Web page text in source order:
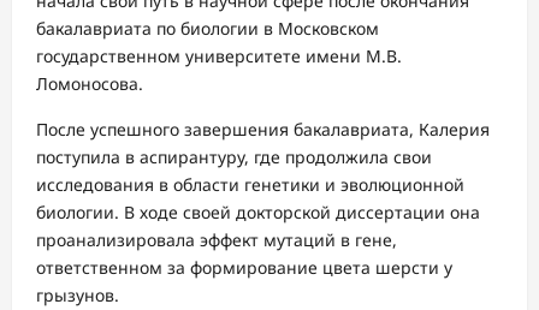
бакалавриата по биологии в Московском
государственном университете имени М.В.
Ломоносова.
После успешного завершения бакалавриата, Калерия
поступила в аспирантуру, где продолжила свои
исследования в области генетики и эволюционной
биологии. В ходе своей докторской диссертации она
проанализировала эффект мутаций в гене,
ответственном за формирование цвета шерсти у
грызунов.